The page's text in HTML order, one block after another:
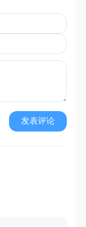
发表评论